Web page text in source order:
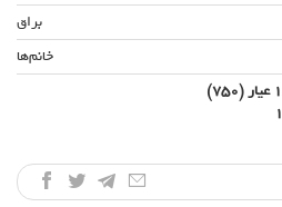
براق
خانم‌ها